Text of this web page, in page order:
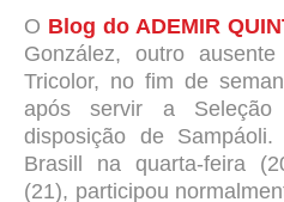
O Blog do ADEMIR
González, outro
Tricolor, no fim de
após servir a
disposição de
Brasill na quarta-feira
(21), participou